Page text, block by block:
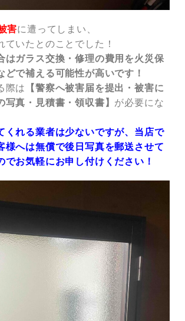
害に遭ってしまい、
ていたとのことでした！
はガラス交換・修理の費用を火災保
どで補える可能性が高いです！
際は
【警察へ被害届を提出・被害に
写真・見積書・領収書】 が必要にな
くれる業者は少ないですが、当店で
様へは無償で後日写真を郵送させて
でお気軽にお申し付けください！